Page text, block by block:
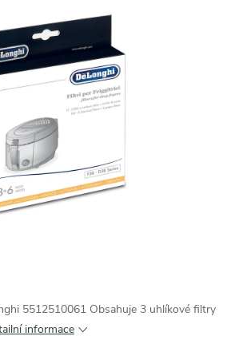
5512510061 Obsahuje 3 uhlíkové filtry
informace